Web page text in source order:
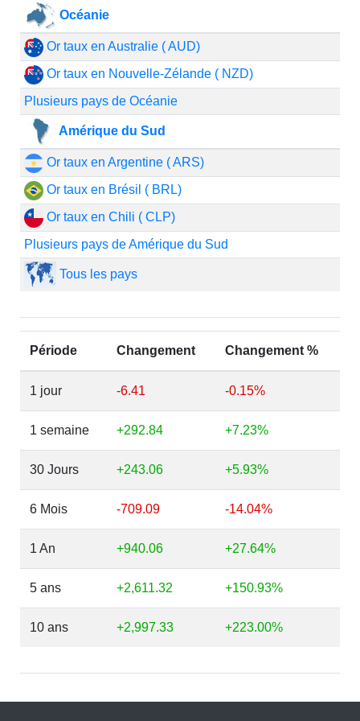
Océanie
Or taux en Australie ( AUD)
Or taux en Nouvelle-Zélande ( NZD)
Plusieurs pays de Océanie
Amérique du Sud
Or taux en Argentine ( ARS)
Or taux en Brésil ( BRL)
Or taux en Chili ( CLP)
Plusieurs pays de Amérique du Sud
Tous les pays
Période Changement Changement %
1 jour -6.41 -0.15%
1 semaine +292.84 +7.23%
30 Jours +243.06 +5.93%
6 Mois -709.09 -14.04%
1 An +940.06 +27.64%
5 ans +2,611.32 +150.93%
10 ans +2,997.33 +223.00%